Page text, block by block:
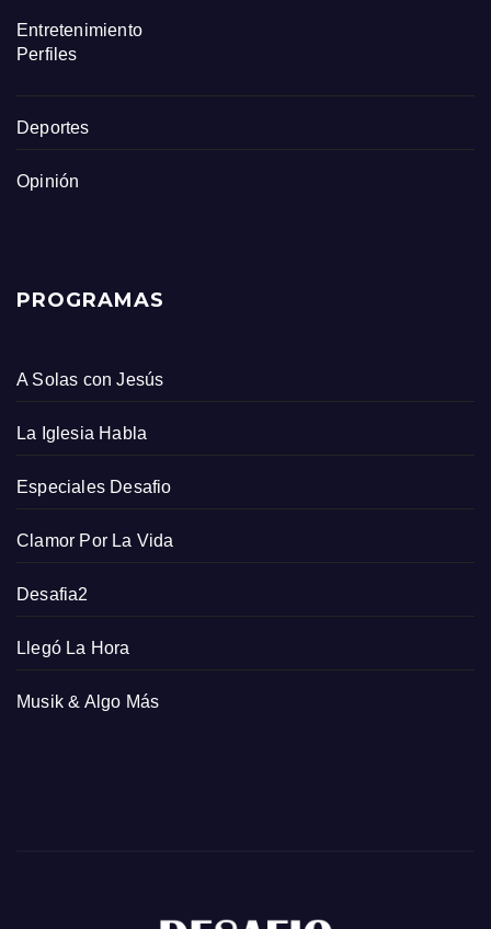
Entretenimiento
Perfiles
Deportes
Opinión
PROGRAMAS
A Solas con Jesús
La Iglesia Habla
Especiales Desafio
Clamor Por La Vida
Desafia2
Llegó La Hora
Musik & Algo Más